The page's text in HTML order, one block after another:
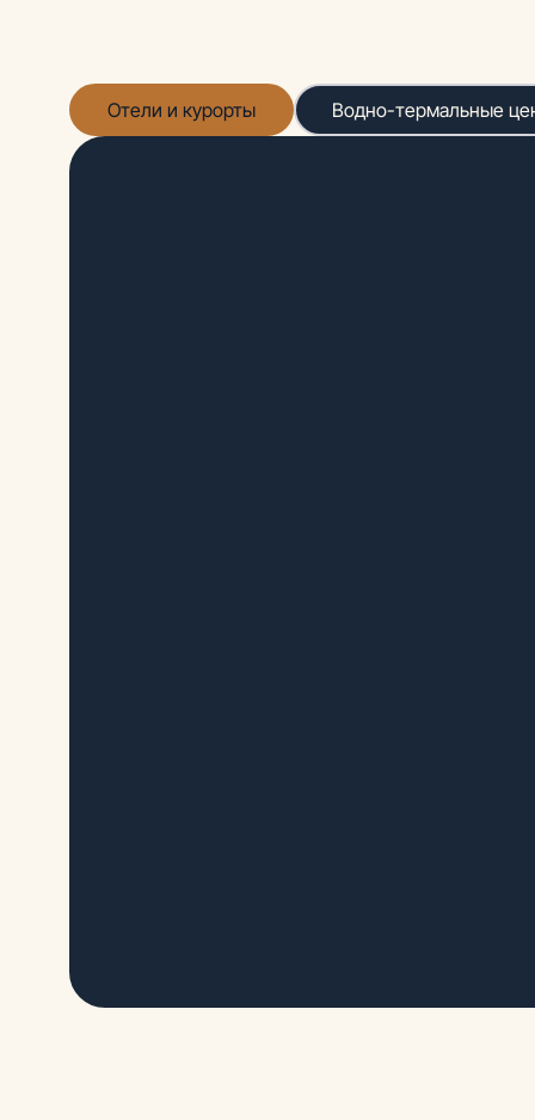
Отели и курорты Водно-термальные